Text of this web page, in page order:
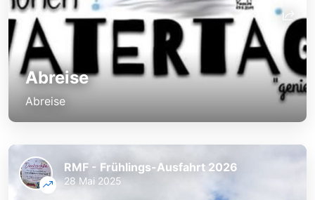
Abreise
Abreise
RMF - Frühlings-Ausfahrt 2026
28 Mai 2025